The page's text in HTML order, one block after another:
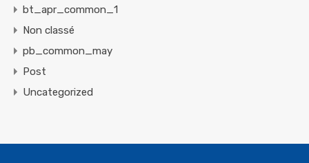
bt_apr_common_1
Non classé
pb_common_may
Post
Uncategorized